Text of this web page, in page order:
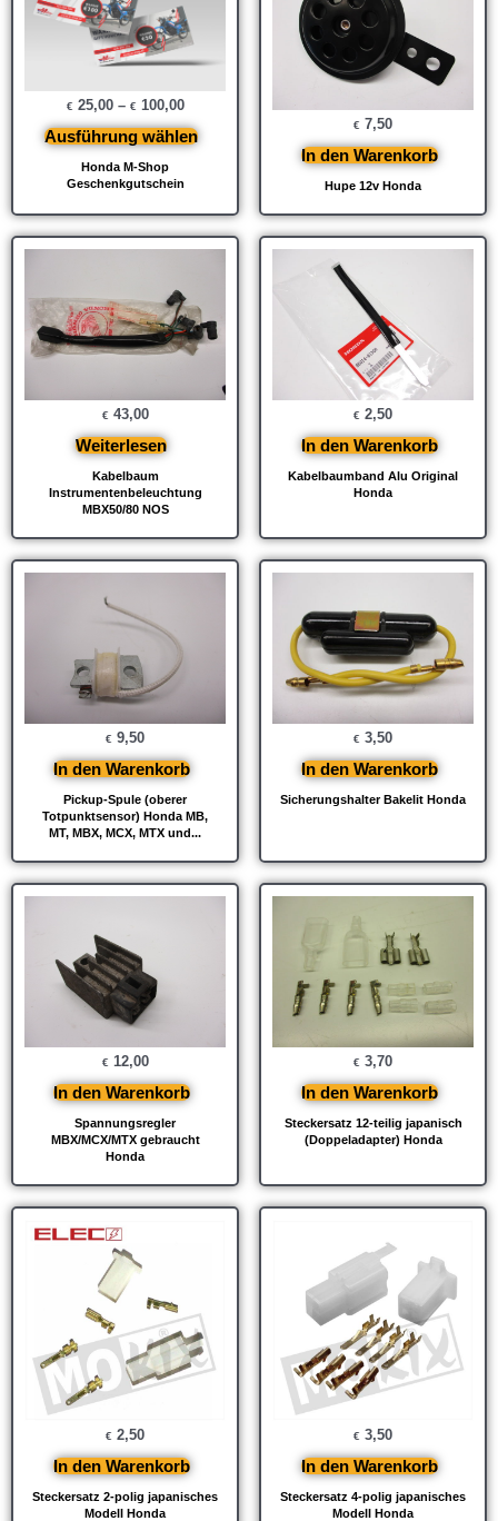
Honda M-Shop
Geschenkgutschein
€ 25,00– € 100,00
Ausführung wählen
Hupe 12v Honda
€ 7,50
In den Warenkorb
Kabelbaum
Instrumentenbeleuchtung
MBX50/80 NOS
€ 43,00
Weiterlesen
Kabelbaumband Alu Original
Honda
€ 2,50
In den Warenkorb
Pickup-Spule (oberer
Totpunktsensor) Honda MB,
MT, MBX, MCX, MTX und...
€ 9,50
In den Warenkorb
Sicherungshalter Bakelit Honda
€ 3,50
In den Warenkorb
Spannungsregler
MBX/MCX/MTX gebraucht
Honda
€ 12,00
In den Warenkorb
Steckersatz 12-teilig japanisch
(Doppeladapter) Honda
€ 3,70
In den Warenkorb
Steckersatz 2-polig japanisches
Modell Honda
€ 2,50
In den Warenkorb
Steckersatz 4-polig japanisches
Modell Honda
€ 3,50
In den Warenkorb